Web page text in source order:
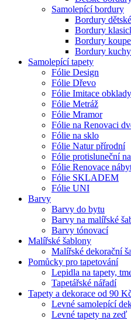
Samolepící bordury
Bordury
Bordury
Bordury
Bordury
Samolepící tapety
Fólie Design
Fólie Dřevo
Fólie Imitace
Fólie Metráž
Fólie Mramor
Fólie na Renovaci
Fólie na sklo
Fólie Natur přírodní
Fólie protisluneční
Fólie Renovace
Fólie SKLADEM
Fólie UNI
Barvy
Barvy do bytu
Barvy na malířské
Barvy tónovací
Malířské šablony
Malířské dekorační
Pomůcky pro tapetování
Lepidla na tapety,
Tapetářské nářadí
Tapety a dekorace od 90
Levné samolepící
Levné tapety na zeď